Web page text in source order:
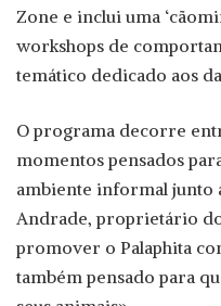
Zone e inclui uma
workshops de
temático dedicado aos
O programa decorre
momentos pensados
ambiente informal junto
Andrade, proprietário
promover o Palaphita
também pensado para